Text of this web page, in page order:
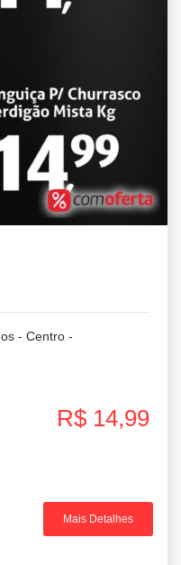
- Centro -
R$ 14,99
Mais Detalhes